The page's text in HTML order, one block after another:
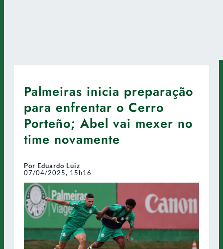
Palmeiras inicia preparação
para enfrentar o Cerro
Porteño; Abel vai mexer no
time novamente
Por Eduardo Luiz
07/04/2025, 15h16